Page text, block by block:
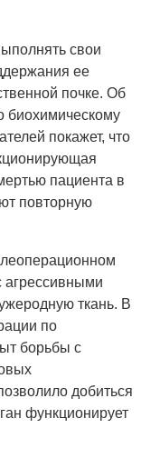
свои
ее
почке. Об
биохимическому
покажет, что
пациента в
повторную
агрессивными
ткань. В
по
борьбы с
добиться
функционирует